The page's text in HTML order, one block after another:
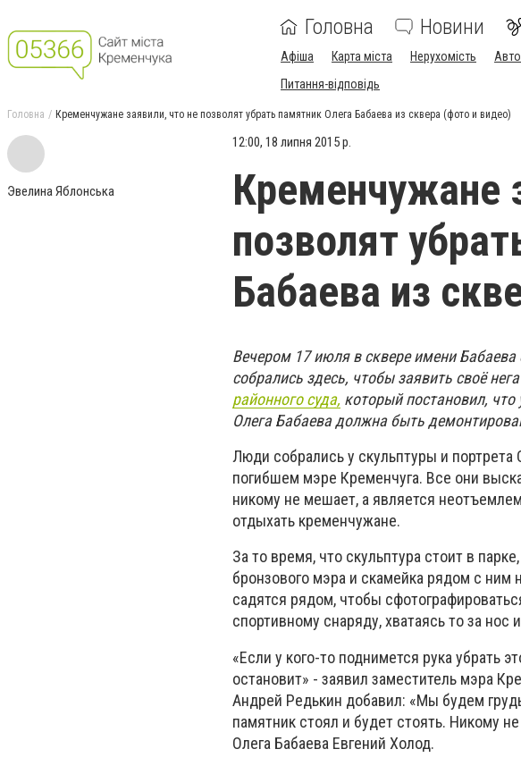
Головна Новини
Афіша Карта міста Нерухомість
Питання-відповідь
Головна Кременчужане заявили, что не позволят убрать памятник Олега Бабаева из сквера (фото и видео)
Эвелина Яблонська
12:00, 18 липня 2015 р.
Кременчужане
позволят
Бабаева из
Вечером 17 июля в сквере имени
собрались здесь, чтобы заявить своё
районного суда, который постановил, что
Олега Бабаева должна быть
Люди собрались у скульптуры и
погибшем мэре Кременчуга. Все они
никому не мешает, а является
отдыхать кременчужане.
За то время, что скульптура стоит в
бронзового мэра и скамейка рядом с ним
садятся рядом, чтобы
спортивному снаряду, хватаясь то за нос
«Если у кого-то поднимется рука убрать
остановит» - заявил заместитель мэра
Андрей Редькин добавил: «Мы будем
памятник стоял и будет стоять. Никому
Олега Бабаева Евгений Холод.